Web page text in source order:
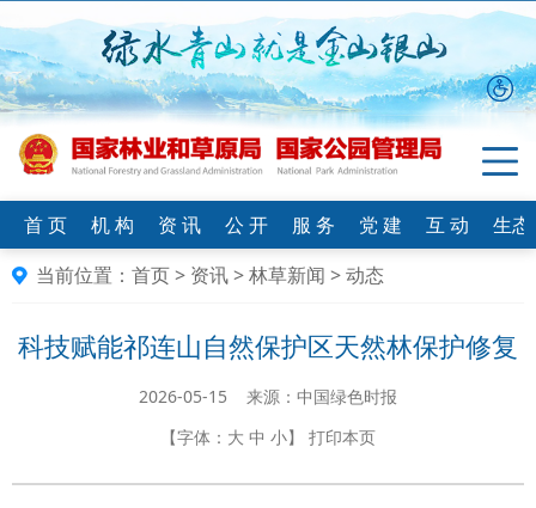
首 页 机 构 资 讯 公 开 服 务 党 建 互 动
生
当前位置： 首页> 资讯>林草新闻 >动态
科技赋能祁连山自然保护区天然林保护修复
2026-05-15 来源：中国绿色时报
【字体： 大 中 小】 打印本页